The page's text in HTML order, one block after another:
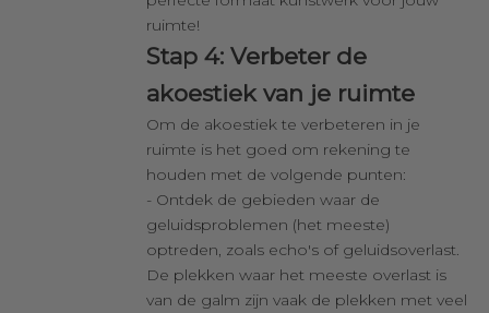
ruimte!
Stap 4: Verbeter de
akoestiek van je ruimte
Om de akoestiek te verbeteren in je
ruimte is het goed om rekening te
houden met de volgende punten:
- Ontdek de gebieden waar de
geluidsproblemen (het meeste)
optreden, zoals echo's of geluidsoverlast.
De plekken waar het meeste overlast is
van de galm zijn vaak de plekken met veel